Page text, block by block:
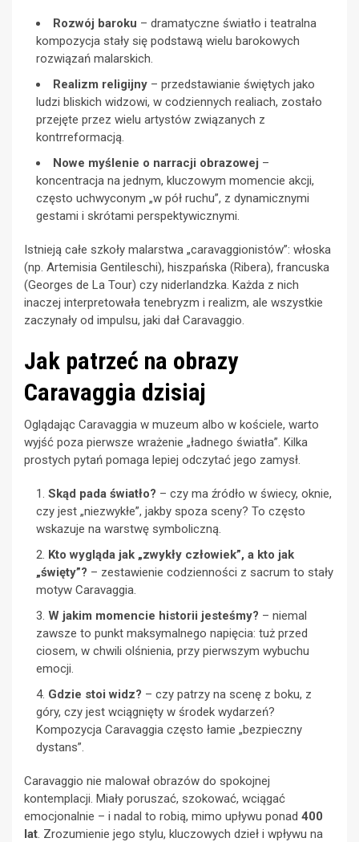
Rozwój baroku – dramatyczne światło i teatralna
kompozycja stały się podstawą wielu barokowych
rozwiązań malarskich.
Realizm religijny – przedstawianie świętych jako
ludzi bliskich widzowi, w codziennych realiach, zostało
przejęte przez wielu artystów związanych z
kontrreformacją.
Nowe myślenie o narracji obrazowej –
koncentracja na jednym, kluczowym momencie akcji,
często uchwyconym „w pół ruchu”, z dynamicznymi
gestami i skrótami perspektywicznymi.
Istnieją całe szkoły malarstwa „caravaggionistów”: włoska
(np. Artemisia Gentileschi), hiszpańska (Ribera), francuska
(Georges de La Tour) czy niderlandzka. Każda z nich
inaczej interpretowała tenebryzm i realizm, ale wszystkie
zaczynały od impulsu, jaki dał Caravaggio.
Jak patrzeć na obrazy
Caravaggia dzisiaj
Oglądając Caravaggia w muzeum albo w kościele, warto
wyjść poza pierwsze wrażenie „ładnego światła”. Kilka
prostych pytań pomaga lepiej odczytać jego zamysł.
Skąd pada światło? – czy ma źródło w świecy, oknie,
czy jest „niezwykłe”, jakby spoza sceny? To często
wskazuje na warstwę symboliczną.
Kto wygląda jak „zwykły człowiek”, a kto jak
„święty”? – zestawienie codzienności z sacrum to stały
motyw Caravaggia.
W jakim momencie historii jesteśmy? – niemal
zawsze to punkt maksymalnego napięcia: tuż przed
ciosem, w chwili olśnienia, przy pierwszym wybuchu
emocji.
Gdzie stoi widz? – czy patrzy na scenę z boku, z
góry, czy jest wciągnięty w środek wydarzeń?
Kompozycja Caravaggia często łamie „bezpieczny
dystans”.
Caravaggio nie malował obrazów do spokojnej
kontemplacji. Miały poruszać, szokować, wciągać
emocjonalnie – i nadal to robią, mimo upływu ponad 400
lat. Zrozumienie jego stylu, kluczowych dzieł i wpływu na